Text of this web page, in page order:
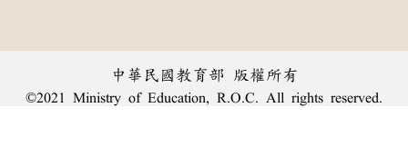
中華民國教育部 版權所有
©2021 Ministry of Education, R.O.C. All rights reserved.